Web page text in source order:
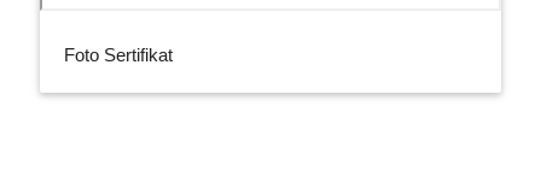
Foto Sertifikat